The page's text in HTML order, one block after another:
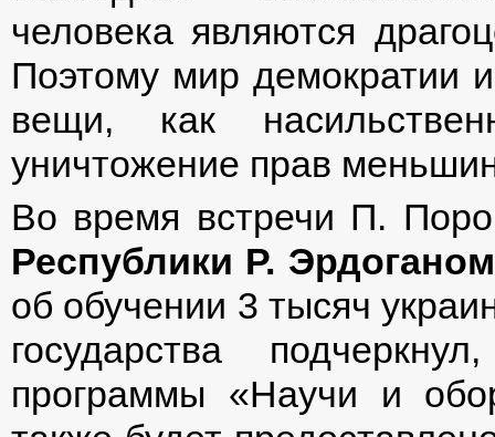
человека являются
Поэтому мир демократии
вещи, как
уничтожение прав
Во время встречи П.
Республики Р. Эрдоганом
об обучении 3 тысяч
государства
программы «Научи и